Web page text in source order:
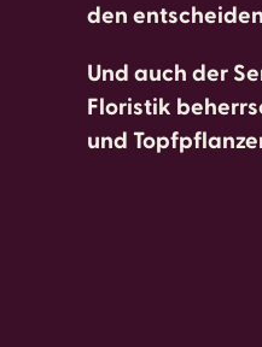
den
Und auch der
Floristik
und